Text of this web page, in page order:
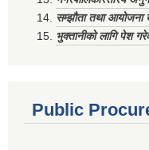
सम्झौता तथा आयोजना
भुक्तानीको लागि पेश
Public